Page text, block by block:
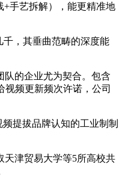
+手艺拆解），能更精准地
，其垂曲范畴的深度能
的企业尤为契合。包含
频更新频次许诺，公司
提拔品牌认知的工业制制
津贸易大学等5所高校共